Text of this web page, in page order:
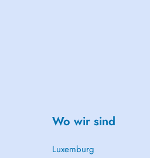
Wo wir sind
Luxemburg